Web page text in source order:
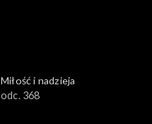
Miłość i nadzieja
odc. 368